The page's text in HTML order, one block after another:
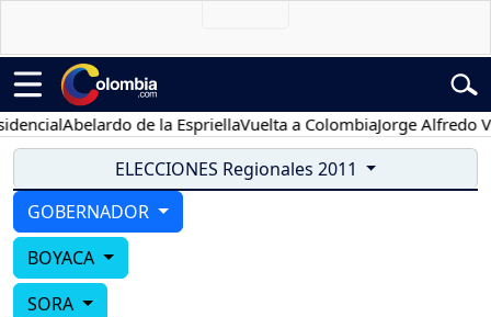
Abelardo de la EspriellaVuelta a ColombiaJorge Alfredo
ELECCIONES Regionales 2011
GOBERNADOR
BOYACA
SORA